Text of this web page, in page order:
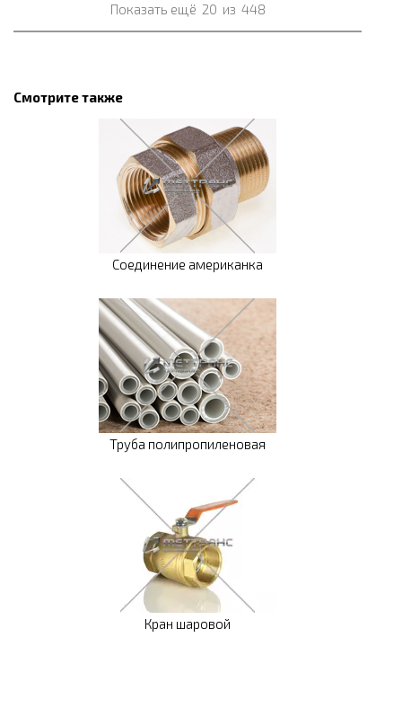
Показать ещё 20 из 448
Смотрите также
Соединение американка
Труба полипропиленовая
Кран шаровой